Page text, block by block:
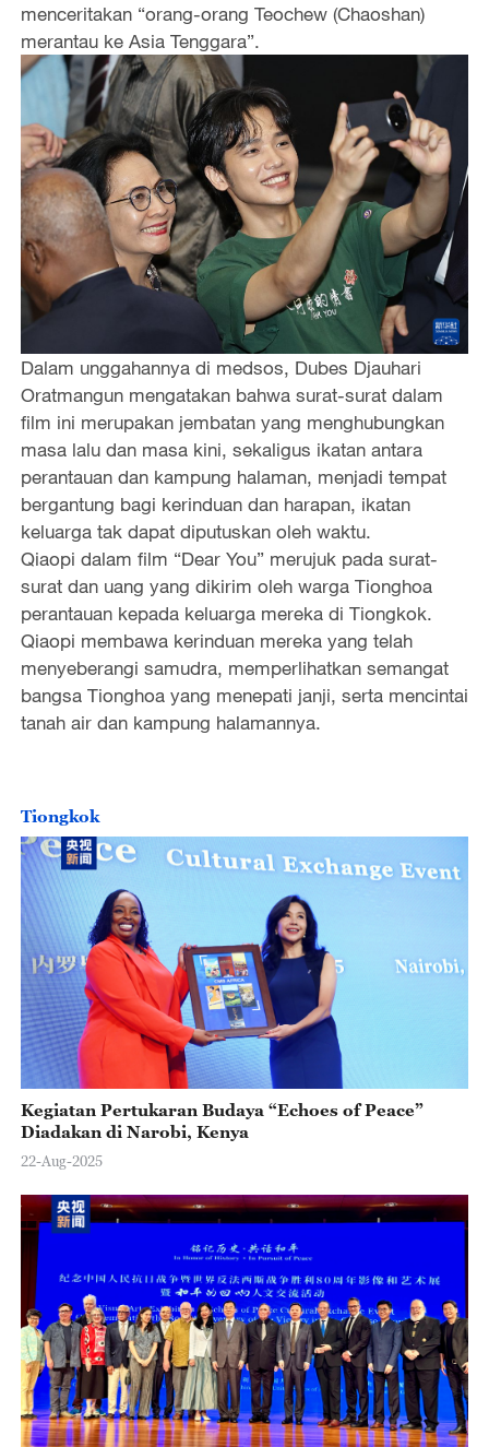
menceritakan “orang-orang Teochew (Chaoshan)
merantau ke Asia Tenggara”.
Dalam unggahannya di medsos, Dubes Djauhari
Oratmangun mengatakan bahwa surat-surat dalam
film ini merupakan jembatan yang menghubungkan
masa lalu dan masa kini, sekaligus ikatan antara
perantauan dan kampung halaman, menjadi tempat
bergantung bagi kerinduan dan harapan, ikatan
keluarga tak dapat diputuskan oleh waktu.
Qiaopi dalam film “Dear You” merujuk pada surat-
surat dan uang yang dikirim oleh warga Tionghoa
perantauan kepada keluarga mereka di Tiongkok.
Qiaopi membawa kerinduan mereka yang telah
menyeberangi samudra, memperlihatkan semangat
bangsa Tionghoa yang menepati janji, serta mencintai
tanah air dan kampung halamannya.
Tiongkok
Kegiatan Pertukaran Budaya “Echoes of Peace”
Diadakan di Narobi, Kenya
22-Aug-2025